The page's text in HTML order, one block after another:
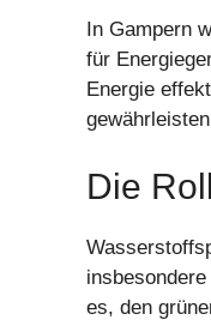
In Gampern
für
Energie
Die
es, den